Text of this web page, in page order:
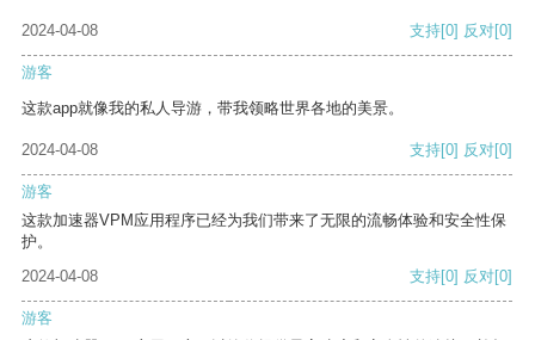
2024-04-08 支持[0] 反对[0]
游客
这款app就像我的私人导游，带我领略世界各地的美景。
2024-04-08 支持[0] 反对[0]
游客
这款加速器VPM应用程序已经为我们带来了无限的流畅体验和安全性保
护。
2024-04-08
支持[0] 反对[0]
游客